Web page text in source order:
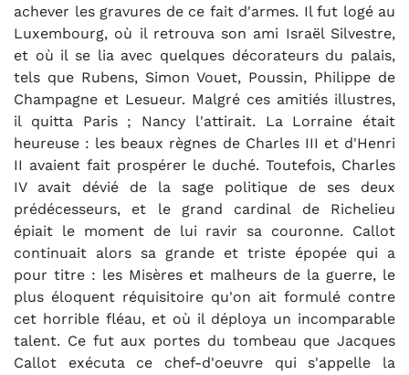
achever les gravures de ce fait d'armes. Il fut logé au
Luxembourg, où il retrouva son ami Israël Silvestre,
et où il se lia avec quelques décorateurs du palais,
tels que Rubens, Simon Vouet, Poussin, Philippe de
Champagne et Lesueur. Malgré ces amitiés illustres,
il quitta Paris ; Nancy l'attirait. La Lorraine était
heureuse : les beaux règnes de Charles III et d'Henri
II avaient fait prospérer le duché. Toutefois, Charles
IV avait dévié de la sage politique de ses deux
prédécesseurs, et le grand cardinal de Richelieu
épiait le moment de lui ravir sa couronne. Callot
continuait alors sa grande et triste épopée qui a
pour titre : les Misères et malheurs de la guerre, le
plus éloquent réquisitoire qu'on ait formulé contre
cet horrible fléau, et où il déploya un incomparable
talent. Ce fut aux portes du tombeau que Jacques
Callot exécuta ce chef-d'oeuvre qui s'appelle la